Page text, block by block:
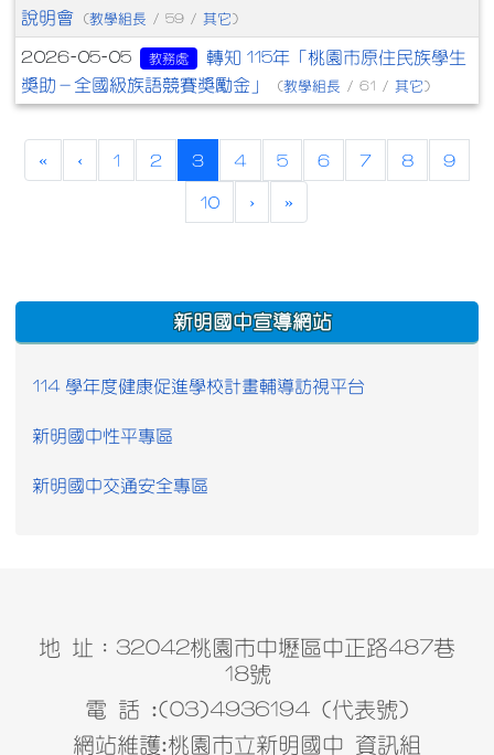
說明會
(教學組長 / 59 / 其它 )
2026-05-05 教務處
轉知 115年「桃園市原住民族學生
獎助－全國級族語競賽獎勵金」
(教學組長 / 61 / 其它 )
« ‹ 1 2 3(current)
4 5 6 7 8 9
10 › »
:::
新明國中宣導網站
114 學年度健康促進學校計畫輔導訪視平台
新明國中性平專區
新明國中交通安全專區
地 址：32042桃園市中壢區中正路487巷
18號
電 話 :(03)4936194 (代表號)
網站維護:桃園市立新明國中 資訊組